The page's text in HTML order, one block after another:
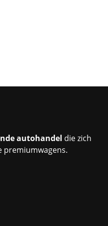
autohandel die zich
premiumwagens.